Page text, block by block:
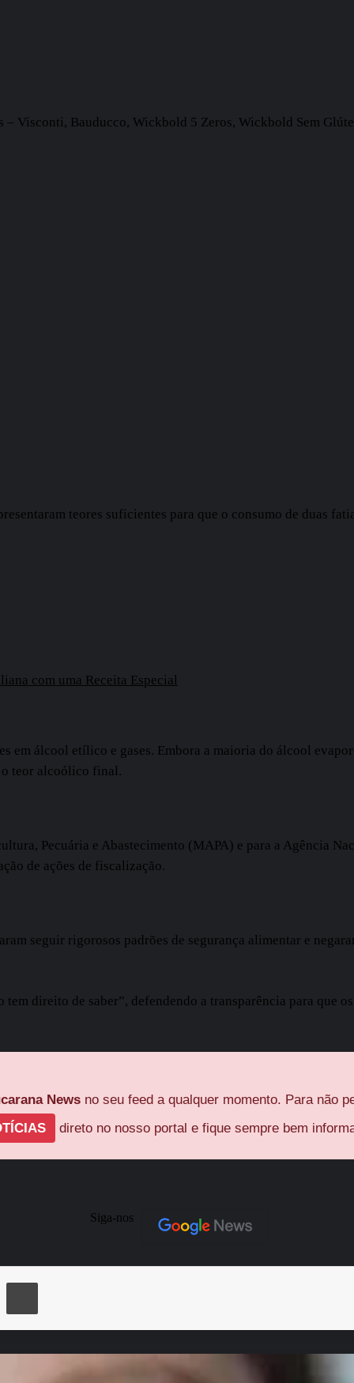
– Visconti, Bauducco, Wickbold 5 Zeros, Wickbold Sem
teores suficientes para que o consumo de duas
com uma Receita Especial
em álcool etílico e gases. Embora a maioria do álcool
teor alcoólico final.
Pecuária e Abastecimento (MAPA) e para a Agência
de ações de fiscalização.
seguir rigorosos padrões de segurança alimentar e
direito de saber”, defendendo a transparência para que
News no seu feed a qualquer momento. Para não
direto no nosso portal e fique sempre bem
Siga-nos
Compartilhar via e-mail Imprimir